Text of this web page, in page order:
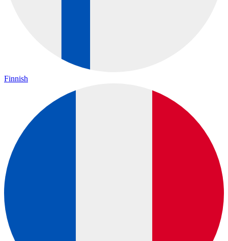
Finnish